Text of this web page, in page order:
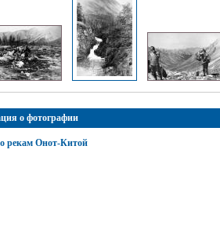
о фотографии
рекам Онот-Китой